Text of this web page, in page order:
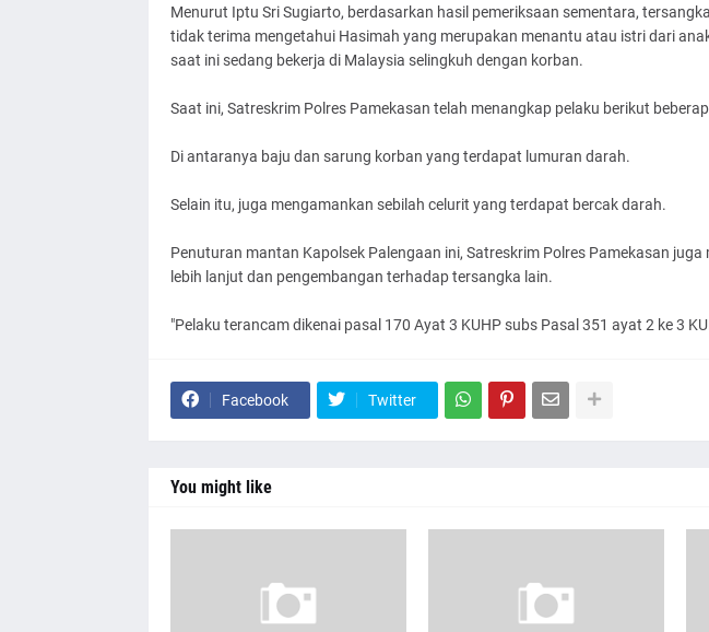
Menurut Iptu Sri Sugiarto, berdasarkan hasil pemeriksaan sementara,
tidak terima mengetahui Hasimah yang merupakan menantu atau istri dari
saat ini sedang bekerja di Malaysia selingkuh dengan korban.
Saat ini, Satreskrim Polres Pamekasan telah menangkap pelaku berikut
Di antaranya baju dan sarung korban yang terdapat lumuran darah.
Selain itu, juga mengamankan sebilah celurit yang terdapat bercak darah.
Penuturan mantan Kapolsek Palengaan ini, Satreskrim Polres Pamekasan
lebih lanjut dan pengembangan terhadap tersangka lain.
"Pelaku terancam dikenai pasal 170 Ayat 3 KUHP subs Pasal 351 ayat 2 ke 3
Facebook Twitter
You might like